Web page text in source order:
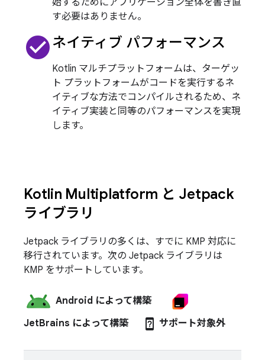
す必要はありません。
check_circle ネイティブ パフォーマンス
Kotlin マルチプラットフォームは、ターゲッ
ト プラットフォームがコードを実行するネ
イティブな方法でコンパイルされるため、ネ
イティブ実装と同等のパフォーマンスを実現
します。
Kotlin Multiplatform と Jetpack
ライブラリ
Jetpack ライブラリの多くは、すでに KMP 対応に
移行されています。次の Jetpack ライブラリは
KMP をサポートしています。
Android によって構築
JetBrains によって構築
device_unknown サポート対象外